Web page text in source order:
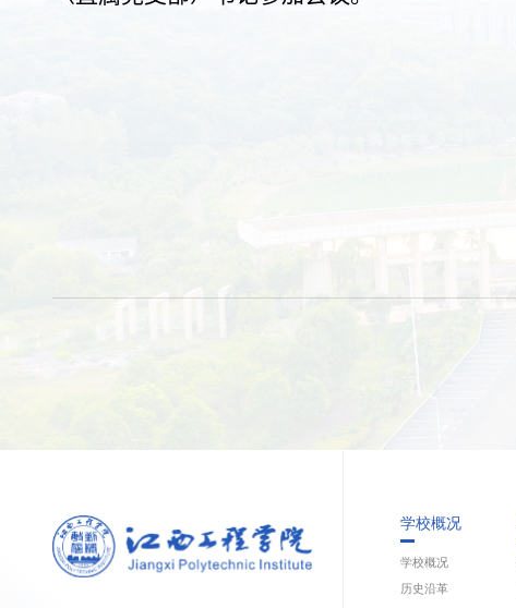
学校概况
学校概况
历史沿革